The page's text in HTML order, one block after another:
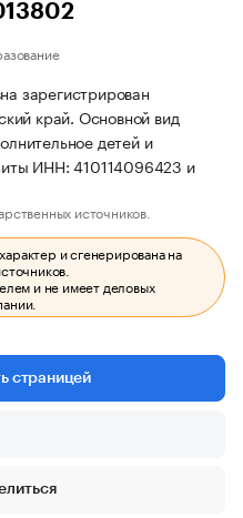
зарегистрирован
край. Основной вид
детей и
ИНН: 410114096423 и
источников.
и сгенерирована на
и не имеет деловых
страницей